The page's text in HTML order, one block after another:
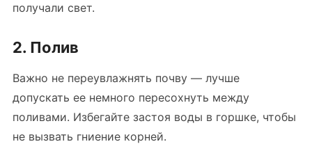
получали свет.
2. Полив
Важно не переувлажнять почву — лучше
допускать ее немного пересохнуть между
поливами. Избегайте застоя воды в горшке, чтобы
не вызвать гниение корней.